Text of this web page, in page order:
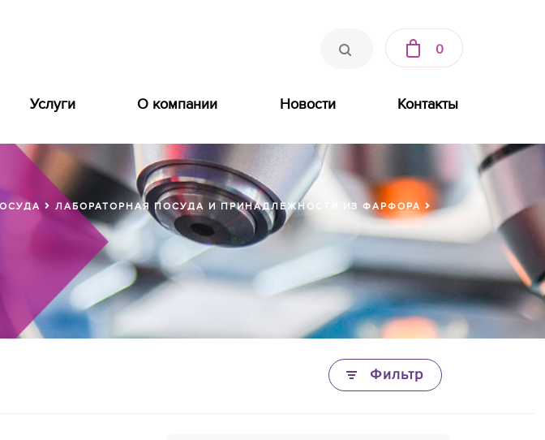
0
Услуги О компании Новости Контакты
ЛАБОРАТОРНАЯ ПОСУДА И ПРИНАДЛЕЖНОСТИ ИЗ ФАРФОРА
Фильтр